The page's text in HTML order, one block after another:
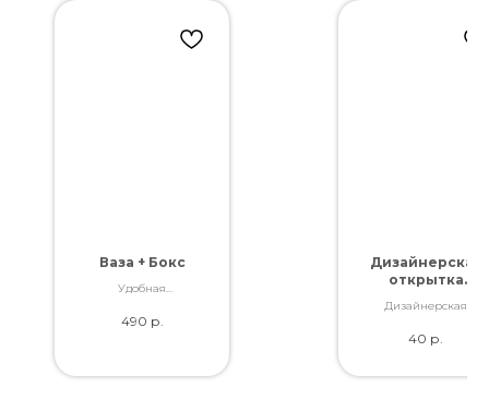
Ваза + Бокс
Удобная
Вашего заказа
490 р.
Дизайнерская
открытка
любимой"
Дизайнерская
качество. Дополнит
40 р.